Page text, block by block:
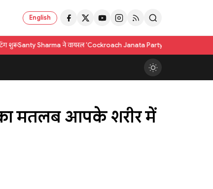
English
ने वायरल 'Cockroach Janata Party' ट्रेंड पर तीखी टिप्पणी की; किया "जिम्मेदार
मतलब आपके शरीर में